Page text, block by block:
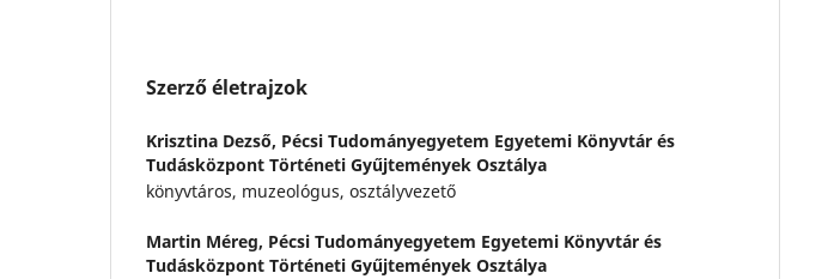
Szerző életrajzok
Krisztina Dezső, Pécsi Tudományegyetem Egyetemi Könyvtár és
Tudásközpont Történeti Gyűjtemények Osztálya
könyvtáros, muzeológus, osztályvezető
Martin Méreg, Pécsi Tudományegyetem Egyetemi Könyvtár és
Tudásközpont Történeti Gyűjtemények Osztálya